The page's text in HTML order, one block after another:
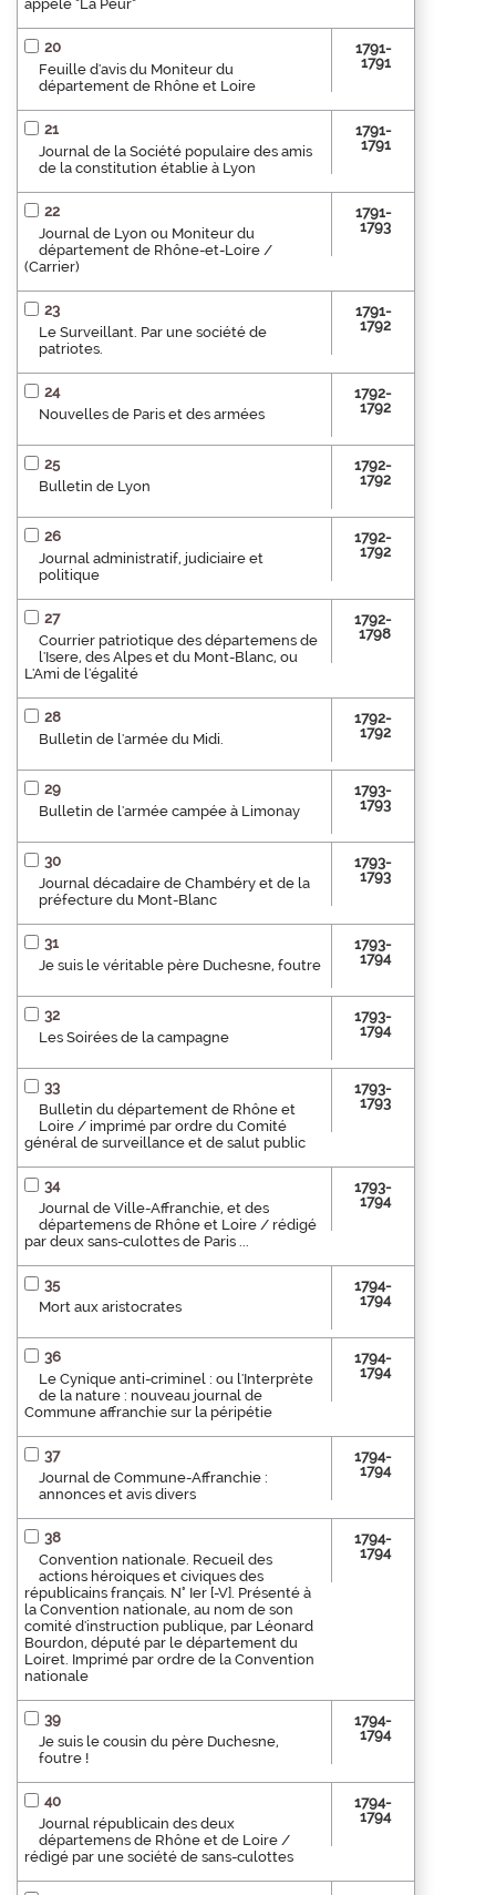
appelé "La Peur"
20
Feuille d'avis du Moniteur du
département de Rhône et Loire
1791-
1791
21
Journal de la Société populaire des amis
de la constitution établie à Lyon
1791-
1791
22
Journal de Lyon ou Moniteur du
département de Rhône-et-Loire /
(Carrier)
1791-
1793
23
Le Surveillant. Par une société de
patriotes.
1791-
1792
24
Nouvelles de Paris et des armées
1792-
1792
25
Bulletin de Lyon
1792-
1792
26
Journal administratif, judiciaire et
politique
1792-
1792
27
Courrier patriotique des départemens de
l'Isere, des Alpes et du Mont-Blanc, ou
L'Ami de l'égalité
1792-
1798
28
Bulletin de l'armée du Midi.
1792-
1792
29
Bulletin de l'armée campée à Limonay
1793-
1793
30
Journal décadaire de Chambéry et de la
préfecture du Mont-Blanc
1793-
1793
31
Je suis le véritable père Duchesne, foutre
1793-
1794
32
Les Soirées de la campagne
1793-
1794
33
Bulletin du département de Rhône et
Loire / imprimé par ordre du Comité
général de surveillance et de salut public
1793-
1793
34
Journal de Ville-Affranchie, et des
départemens de Rhône et Loire / rédigé
par deux sans-culottes de Paris ...
1793-
1794
35
Mort aux aristocrates
1794-
1794
36
Le Cynique anti-criminel : ou l'Interprète
de la nature : nouveau journal de
Commune affranchie sur la péripétie
1794-
1794
37
Journal de Commune-Affranchie :
annonces et avis divers
1794-
1794
38
Convention nationale. Recueil des
actions héroiques et civiques des
républicains français. N° Ier [-V]. Présenté à
la Convention nationale, au nom de son
comité d'instruction publique, par Léonard
Bourdon, député par le département du
Loiret. Imprimé par ordre de la Convention
nationale
1794-
1794
39
Je suis le cousin du père Duchesne,
foutre !
1794-
1794
40
Journal républicain des deux
départemens de Rhône et de Loire /
rédigé par une société de sans-culottes
1794-
1794